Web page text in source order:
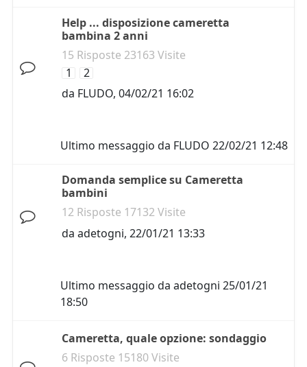
Help ... disposizione cameretta
bambina 2 anni
15 Risposte 23163 Visite
1
2
da FLUDO, 04/02/21 16:02
Ultimo messaggio da FLUDO 22/02/21 12:48
Domanda semplice su Cameretta
bambini
12 Risposte 17132 Visite
da adetogni, 22/01/21 13:33
Ultimo messaggio da adetogni 25/01/21
18:50
Cameretta, quale opzione: sondaggio
6 Risposte 15180 Visite